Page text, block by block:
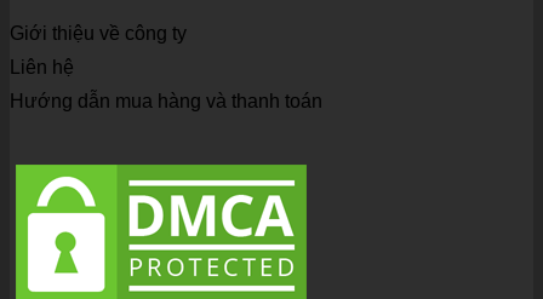
Giới thiệu về công ty
Liên hệ
Hướng dẫn mua hàng và thanh toán